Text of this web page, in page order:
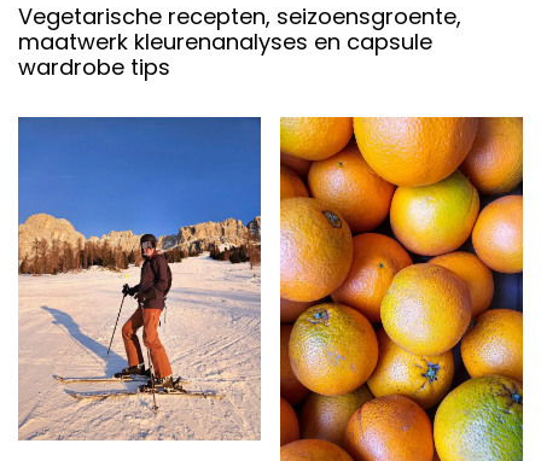
Vegetarische recepten, seizoensgroente,
maatwerk kleurenanalyses en capsule
wardrobe tips